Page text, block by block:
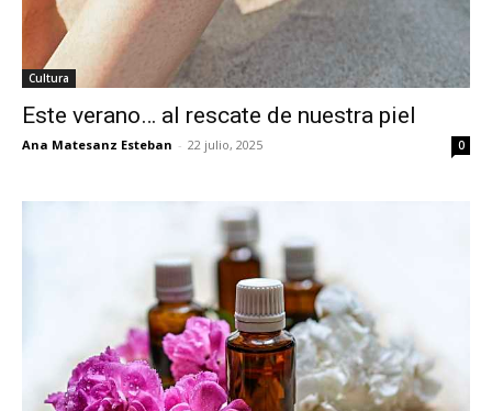
Cultura
Este verano… al rescate de nuestra piel
Ana Matesanz Esteban - 22 julio, 2025 0